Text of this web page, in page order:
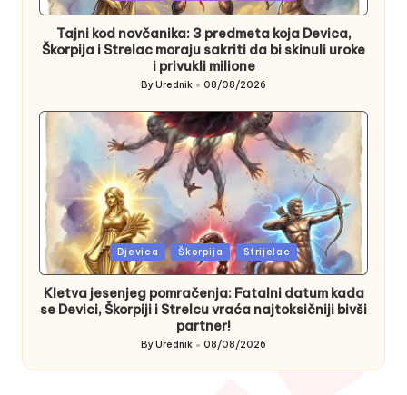
in
Tajni kod novčanika: 3 predmeta koja Devica,
Škorpija i Strelac moraju sakriti da bi skinuli uroke
i privukli milione
Posted
ByUrednik 08/08/2026
Posted
in
Djevica Škorpija Strijelac
Kletva jesenjeg pomračenja: Fatalni datum kada
se Devici, Škorpiji i Strelcu vraća najtoksičniji bivši
partner!
Posted
by
ByUrednik 08/08/2026